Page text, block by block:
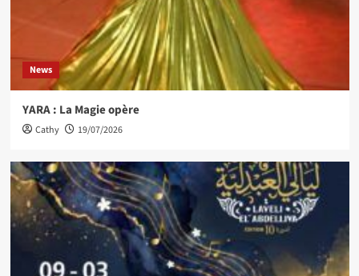
News
YARA : La Magie opère
Cathy 19/07/2026